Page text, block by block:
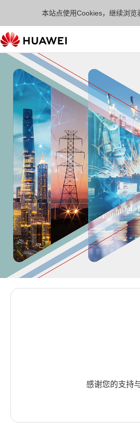
本站点使用Cookies，继续浏览
感谢您的支持